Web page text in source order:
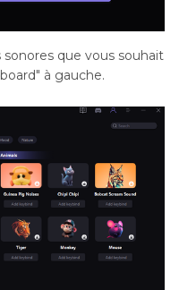
que vous souhait
à gauche.